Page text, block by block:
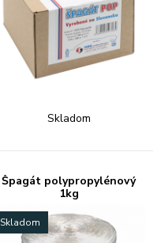
Skladom
Špagát polypropylénový
1kg
Skladom